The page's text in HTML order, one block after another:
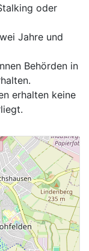
oder
Jahre und
Behörden in
erhalten keine